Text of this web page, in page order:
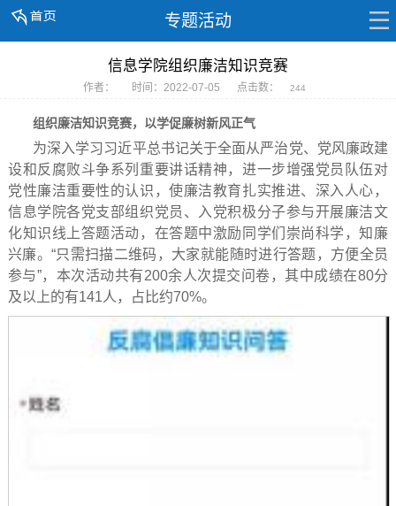
专题活动
信息学院组织廉洁知识竞赛
作者： 时间：2022-07-05 点击数： 244
组织廉洁知识竞赛，以学促廉树新风正气
为深入学习习近平总书记关于全面从严治党、党风廉政建
设和反腐败斗争系列重要讲话精神，进一步增强党员队伍对
党性廉洁重要性的认识，使廉洁教育扎实推进、深入人心，
信息学院各党支部组织党员、入党积极分子参与开展廉洁文
化知识线上答题活动，在答题中激励同学们崇尚科学，知廉
兴廉。“只需扫描二维码，大家就能随时进行答题，方便全员
参与”，本次活动共有200余人次提交问卷，其中成绩在80分
及以上的有141人，占比约70%。